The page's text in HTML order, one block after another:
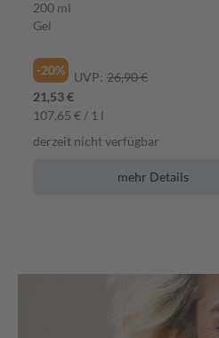
200 ml
Gel
-20% UVP: 26,90 €
21,53 €
107,65 € / 1 l
derzeit nicht verfügbar
mehr Details